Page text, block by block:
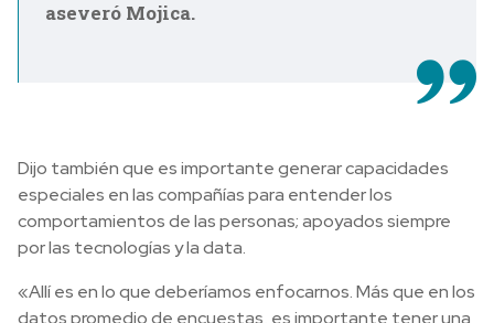
aseveró Mojica.
Dijo también que es importante generar capacidades
especiales en las compañías para entender los
comportamientos de las personas; apoyados siempre
por las tecnologías y la data.
«Allí es en lo que deberíamos enfocarnos. Más que en los
datos promedio de encuestas, es importante tener una